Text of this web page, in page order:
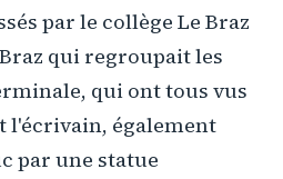
par le collège Le Braz
qui regroupait les
qui ont tous vus
l'écrivain, également
par une statue